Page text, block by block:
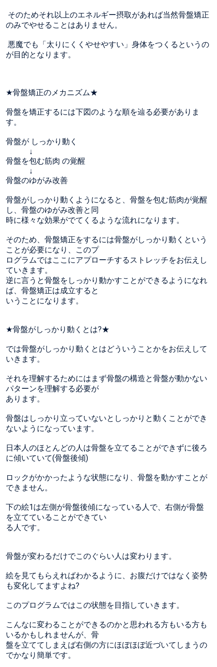
そのためそれ以上のエネルギー摂取があれば当然骨盤矯正
のみでやせることはありません。
悪魔でも「太りにくくやせやすい」身体をつくるというの
が目的となります。
★骨盤矯正のメカニズム★
骨盤を矯正するには下図のような順を辿る必要がありま
す。
骨盤が しっかり動く
↓
骨盤を包む筋肉 の覚醒
↓
骨盤のゆがみ改善
骨盤がしっかり動くようになると、骨盤を包む筋肉が覚醒
し、骨盤のゆがみ改善と同
時に様々な効果がでてくるような流れになります。
そのため、骨盤矯正をするには骨盤がしっかり動くという
ことが必要になり、このプ
ログラムではここにアプローチするストレッチをお伝えし
ていきます。
逆に言うと骨盤をしっかり動かすことができるようになれ
ば、骨盤矯正は成立すると
いうことになります。
★骨盤がしっかり動くとは?★
では骨盤がしっかり動くとはどういうことかをお伝えして
いきます。
それを理解するためにはまず骨盤の構造と骨盤が動かない
パターンを理解する必要が
あります。
骨盤はしっかり立っていないとしっかりと動くことができ
ないようになっています。
日本人のほとんどの人は骨盤を立てることができずに後ろ
に傾いていて(骨盤後傾)
ロックがかかったような状態になり、骨盤を動かすことが
できません。
下の絵1は左側が骨盤後傾になっている人で、右側が骨盤
を立てていることができてい
る人です。
骨盤が変わるだけでこのぐらい人は変わります。
絵を見てもらえればわかるように、お腹だけではなく姿勢
も変化してますよね?
このプログラムではこの状態を目指していきます。
こんなに変わることができるのかと思われる方もいる方も
いるかもしれませんが、骨
盤を立ててしまえば右側の方にほぼほぼ近づいてしまうの
でかなり簡単です。